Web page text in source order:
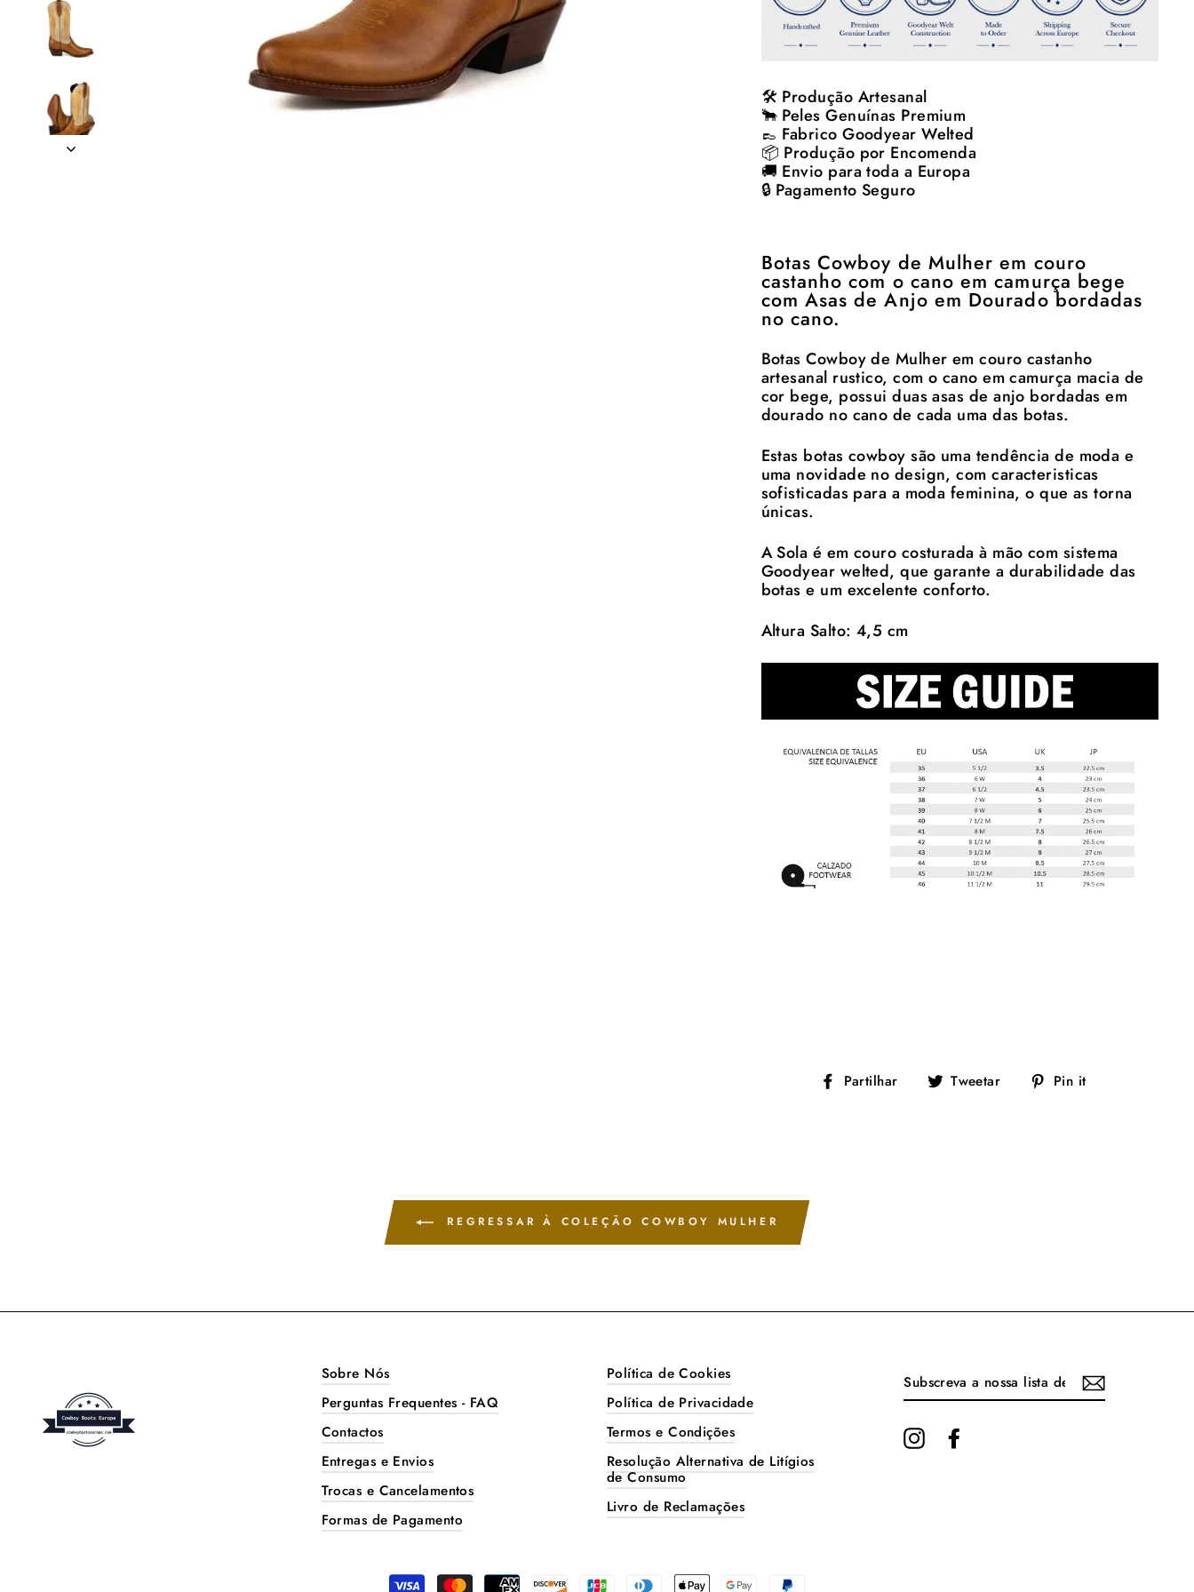
🛠️ Produção Artesanal
🐂 Peles Genuínas Premium
👞 Fabrico Goodyear Welted
📦 Produção por Encomenda
🚚 Envio para toda a Europa
🔒 Pagamento Seguro
Botas Cowboy de Mulher em couro
castanho com o cano em camurça bege
com Asas de Anjo em Dourado bordadas
no cano.
Botas Cowboy de Mulher em couro castanho
artesanal rustico, com o cano em camurça macia de
cor bege, possui duas asas de anjo bordadas em
dourado no cano de cada uma das botas.
Estas botas cowboy são uma tendência de moda e
uma novidade no design, com caracteristicas
sofisticadas para a moda feminina, o que as torna
únicas.
A Sola é em couro costurada à mão com sistema
Goodyear welted, que garante a durabilidade das
botas e um excelente conforto.
Altura Salto: 4,5 cm
Partilhar
PartilheTweetar
Tuíte Pin it
REGRESSAR À COLEÇÃO COWBOY MULHER
Sobre Nós
Perguntas Frequentes - FAQ
Contactos
Entregas e Envios
Trocas e Cancelamentos
Formas de Pagamento
Política de Cookies
Política de Privacidade
Termos e Condições
Resolução Alternativa de Litígios
de Consumo
Livro de Reclamações
A
LISTA
EMAILS
Instagram